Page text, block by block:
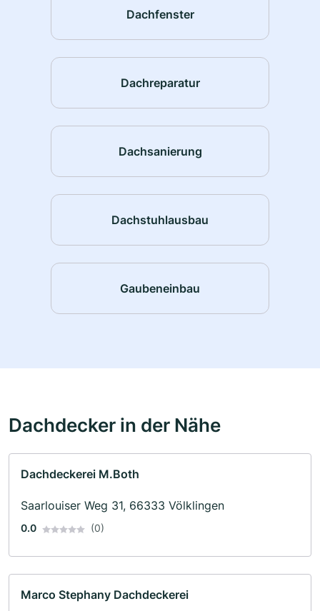
Dachfenster
Dachreparatur
Dachsanierung
Dachstuhlausbau
Gaubeneinbau
Dachdecker in der Nähe
Dachdeckerei M.Both
Saarlouiser Weg 31, 66333 Völklingen
0.0 (0)
Marco Stephany Dachdeckerei